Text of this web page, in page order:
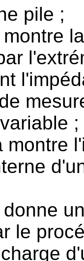
pile ;
;
montre
le